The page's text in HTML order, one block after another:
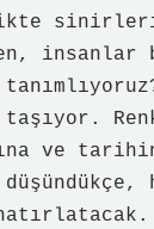
insanlar
ve